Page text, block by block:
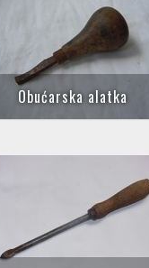
Obućarska alatka